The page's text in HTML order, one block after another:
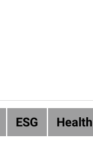
ESG Health